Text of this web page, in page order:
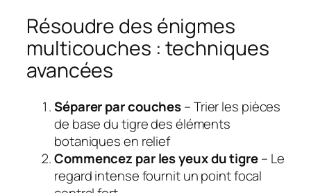
Résoudre des énigmes
multicouches : techniques
avancées
Séparer par couches– Trier les pièces
de base du tigre des éléments
botaniques en relief
Commencez par les yeux du tigre– Le
regard intense fournit un point focal